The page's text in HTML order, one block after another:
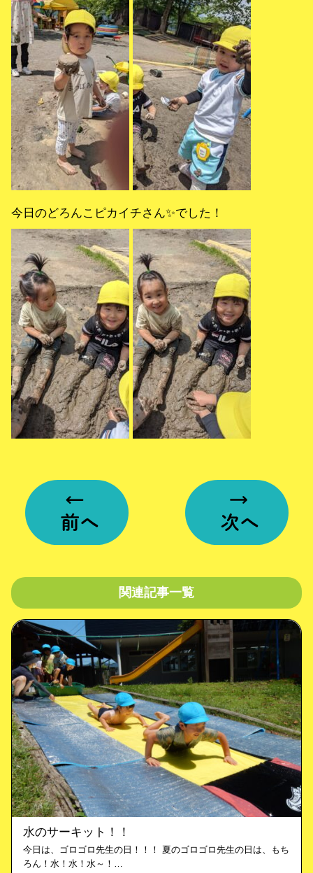
今日のどろんこピカイチさん✨でした！
関連記事一覧
水のサーキット！！
今日は、ゴロゴロ先生の日！！！ 夏のゴロゴロ先生の日は、もち
ろん！水！水！水～！…